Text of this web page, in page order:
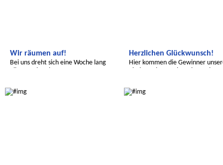
Wir räumen auf!
Bei uns dreht sich eine Woche lang
Herzlichen Glückwunsch!
Hier kommen die Gewinner